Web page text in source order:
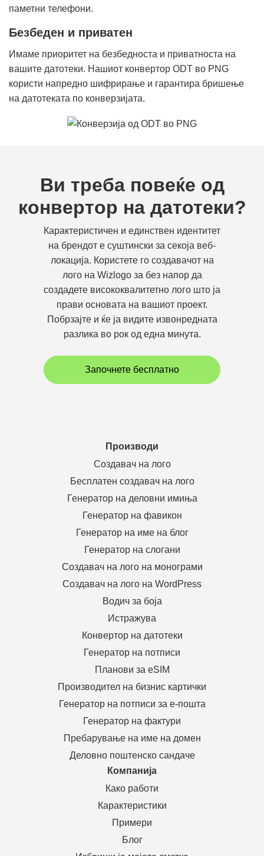
паметни телефони.
Безбеден и приватен
Имаме приоритет на безбедноста и приватноста на
вашите датотеки. Нашиот конвертор ODT во PNG
користи напредно шифрирање и гарантира бришење
на датотеката по конверзијата.
Ви треба повеќе од
конвертор на датотеки?
Карактеристичен и единствен идентитет
на брендот е суштински за секоја веб-
локација. Користете го создавачот на
лого на Wizlogo за без напор да
создадете висококвалитетно лого што ја
прави основата на вашиот проект.
Побрзајте и ќе ја видите извонредната
разлика во рок од една минута.
Започнете бесплатно
Производи
Создавач на лого
Бесплатен создавач на лого
Генератор на деловни имиња
Генератор на фавикон
Генератор на име на блог
Генератор на слогани
Создавач на лого на монограми
Создавач на лого на WordPress
Водич за боја
Истражува
Конвертор на датотеки
Генератор на потписи
Планови за eSIM
Производител на бизнис картички
Генератор на потписи за е-пошта
Генератор на фактури
Пребарување на име на домен
Деловно поштенско сандаче
Компанија
Како работи
Карактеристики
Примери
Блог